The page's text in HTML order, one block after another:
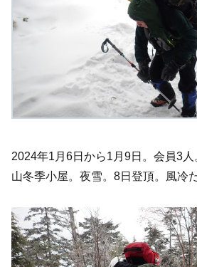
2024年1月6日から1月9日。会員3
山冬季小屋。夜雪。8日登頂。風冷た